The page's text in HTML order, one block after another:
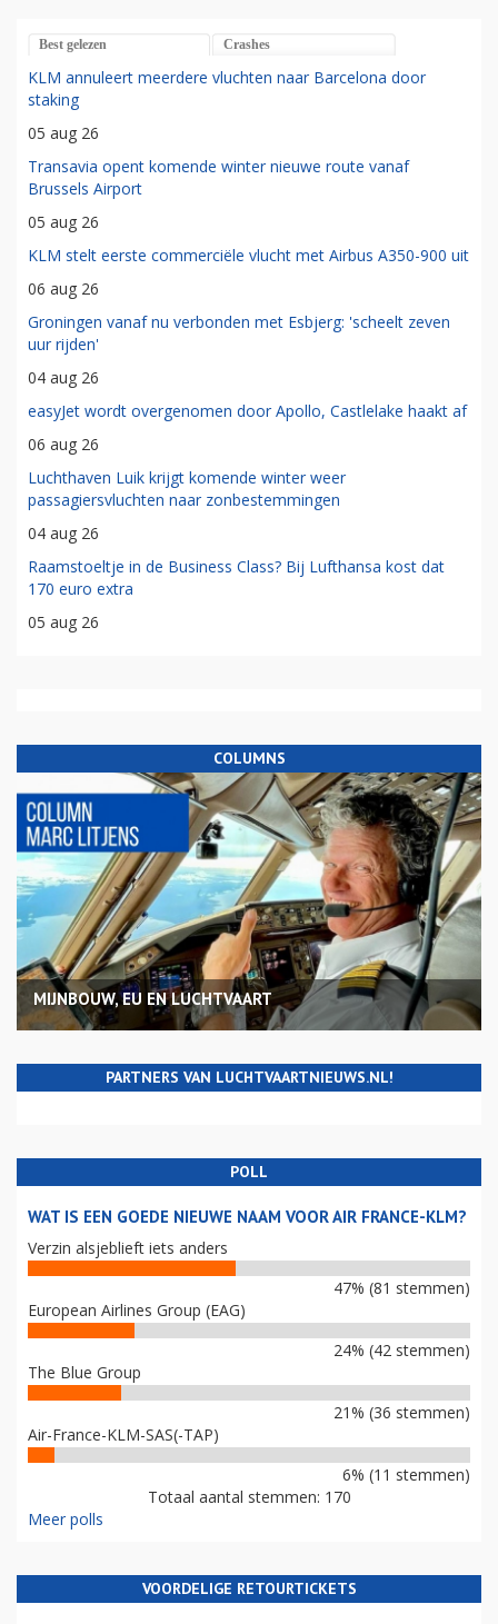
Best gelezen Crashes
KLM annuleert meerdere vluchten naar Barcelona door
staking
05 aug 26
Transavia opent komende winter nieuwe route vanaf
Brussels Airport
05 aug 26
KLM stelt eerste commerciële vlucht met Airbus A350-900 uit
06 aug 26
Groningen vanaf nu verbonden met Esbjerg: 'scheelt zeven
uur rijden'
04 aug 26
easyJet wordt overgenomen door Apollo, Castlelake haakt af
06 aug 26
Luchthaven Luik krijgt komende winter weer
passagiersvluchten naar zonbestemmingen
04 aug 26
Raamstoeltje in de Business Class? Bij Lufthansa kost dat
170 euro extra
05 aug 26
COLUMNS
MIJNBOUW, EU EN LUCHTVAART
PARTNERS VAN LUCHTVAARTNIEUWS.NL!
POLL
WAT IS EEN GOEDE NIEUWE NAAM VOOR AIR FRANCE-KLM?
Verzin alsjeblieft iets anders
47% (81 stemmen)
European Airlines Group (EAG)
24% (42 stemmen)
The Blue Group
21% (36 stemmen)
Air-France-KLM-SAS(-TAP)
6% (11 stemmen)
Totaal aantal stemmen: 170
Meer polls
VOORDELIGE RETOURTICKETS